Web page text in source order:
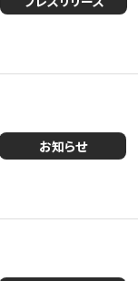
お知らせ